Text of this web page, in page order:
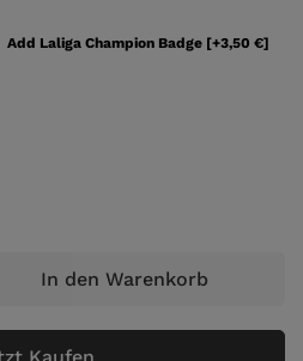
Add Laliga Champion Badge [+3,50 €]
In den Warenkorb
Kaufen